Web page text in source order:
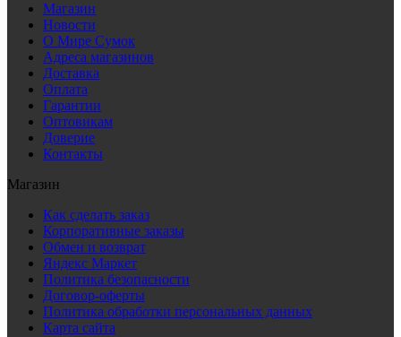
Магазин
Новости
О Мире Сумок
Адреса магазинов
Доставка
Оплата
Гарантии
Оптовикам
Доверие
Контакты
Магазин
Как сделать заказ
Корпоративные заказы
Обмен и возврат
Яндекс Маркет
Политика безопасности
Договор-оферты
Политика обработки персональных данных
Карта сайта